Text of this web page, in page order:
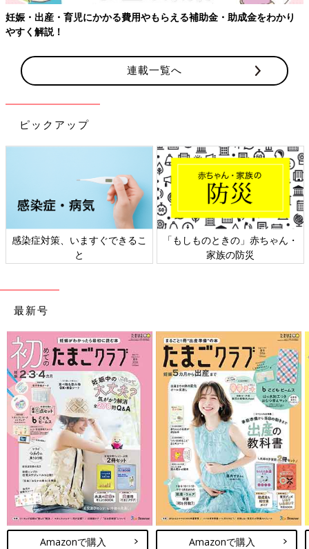
妊娠・出産・育児にかかる費用やもらえる補助金・助成金をわかり
やすく解説！
連載一覧へ
ピックアップ
感染症対策、いますぐできるこ
と
「もしものときの」赤ちゃん・
家族の防災
最新号
Amazonで購入 Amazonで購入